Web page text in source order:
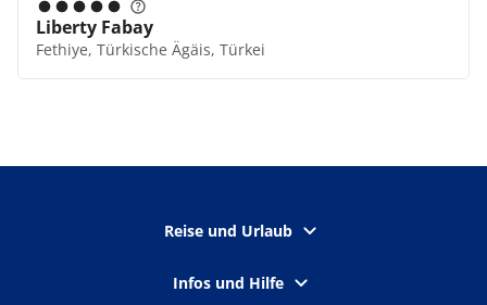
Liberty Fabay
Fethiye, Türkische Ägäis, Türkei
Reise und Urlaub
Infos und Hilfe